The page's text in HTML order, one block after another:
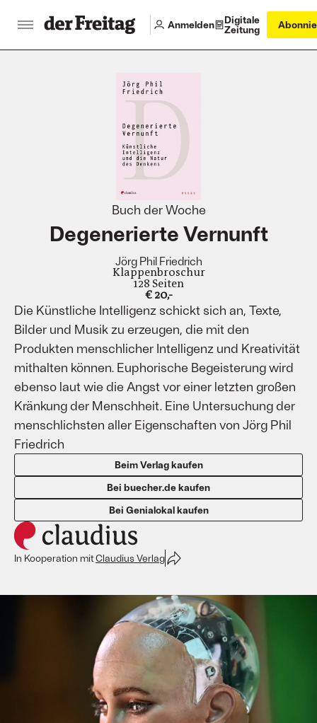
Anmelden
Digitale
Zeitung
Buch der Woche
Degenerierte Vernunft
Jörg Phil Friedrich
Klappenbroschur
128 Seiten
€ 20,-
Die Künstliche Intelligenz schickt sich an, Texte,
Bilder und Musik zu erzeugen, die mit den
Produkten menschlicher Intelligenz und Kreativität
mithalten können. Euphorische Begeisterung wird
ebenso laut wie die Angst vor einer letzten großen
Kränkung der Menschheit. Eine Untersuchung der
menschlichsten aller Eigenschaften von Jörg Phil
Friedrich
Beim Verlag kaufen
Bei buecher.de kaufen
Bei Genialokal kaufen
In Kooperation mitClaudius Verlag